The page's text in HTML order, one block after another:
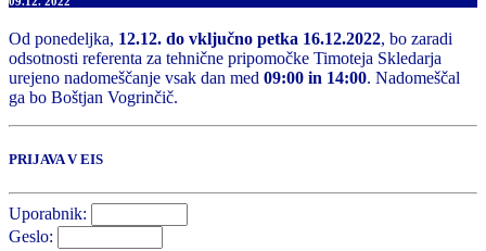
Od ponedeljka, 12.12. do vključno petka 16.12.2022, bo zaradi
odsotnosti referenta za tehnične pripomočke Timoteja Skledarja
urejeno nadomeščanje vsak dan med 09:00 in 14:00. Nadomeščal
ga bo Boštjan Vogrinčič.
PRIJAVA V EIS
Uporabnik:
Geslo: